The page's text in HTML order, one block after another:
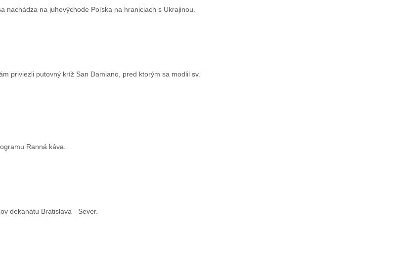
nachádza na juhovýchode Poľska na hraniciach s Ukrajinou.
priviezli putovný kríž San Damiano, pred ktorým sa modlil sv.
Ranná káva.
dekanátu Bratislava - Sever.